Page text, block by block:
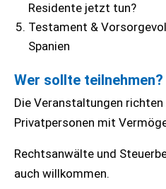
Residente jetzt tun?
Testament &
Spanien
Wer sollte teilnehmen?
Die Veranstaltungen
Privatpersonen mit
Rechtsanwälte und
auch willkommen.